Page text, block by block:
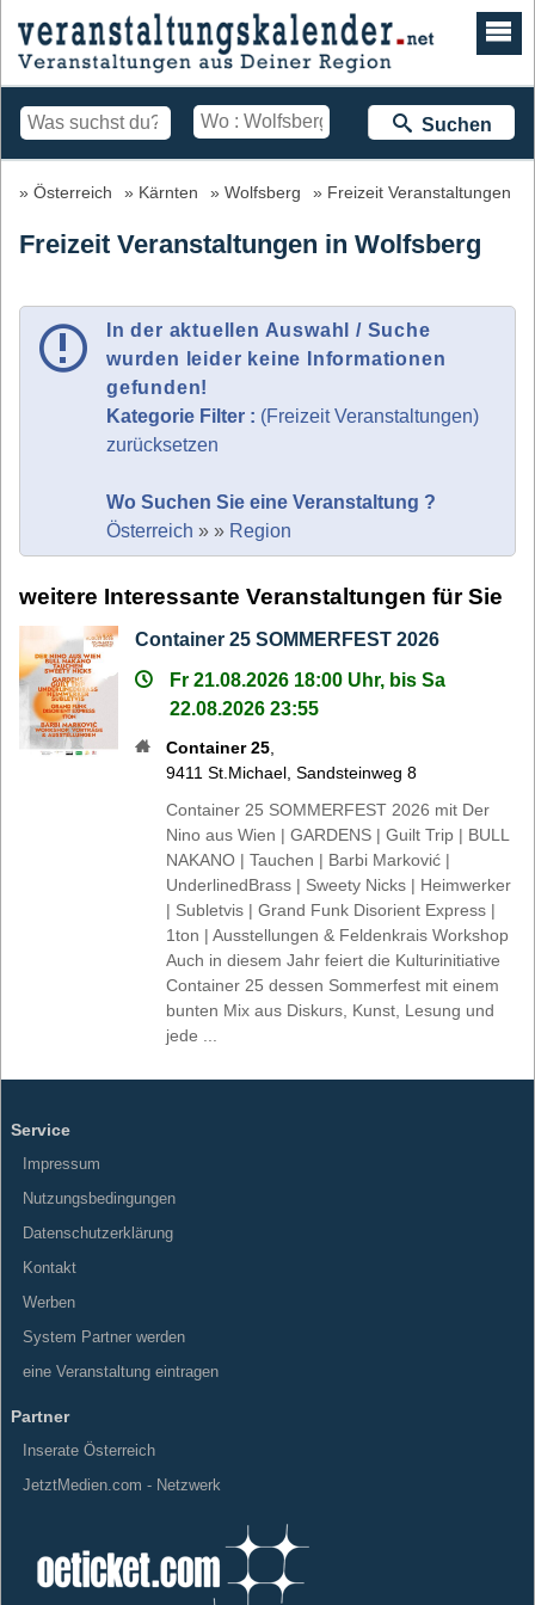
Suchen
Österreich Kärnten Wolfsberg Freizeit Veranstaltungen
Freizeit Veranstaltungen in Wolfsberg
In der aktuellen Auswahl / Suche
wurden leider keine Informationen
gefunden!
Kategorie Filter : (Freizeit Veranstaltungen)
zurücksetzen
Wo Suchen Sie eine Veranstaltung ?
Österreich » » Region
weitere Interessante Veranstaltungen für Sie
Container 25 SOMMERFEST 2026
Fr 21.08.2026 18:00 Uhr, bis Sa
22.08.2026 23:55
Container 25
9411 St.Michael ,Sandsteinweg 8
Container 25 SOMMERFEST 2026 mit Der
Nino aus Wien | GARDENS | Guilt Trip | BULL
NAKANO | Tauchen | Barbi Marković |
UnderlinedBrass | Sweety Nicks | Heimwerker
| Subletvis | Grand Funk Disorient Express |
1ton | Ausstellungen & Feldenkrais Workshop
Auch in diesem Jahr feiert die Kulturinitiative
Container 25 dessen Sommerfest mit einem
bunten Mix aus Diskurs, Kunst, Lesung und
jede ...
Service
Impressum
Nutzungsbedingungen
Datenschutzerklärung
Kontakt
Werben
System Partner werden
eine Veranstaltung eintragen
Partner
Inserate Österreich
JetztMedien.com - Netzwerk